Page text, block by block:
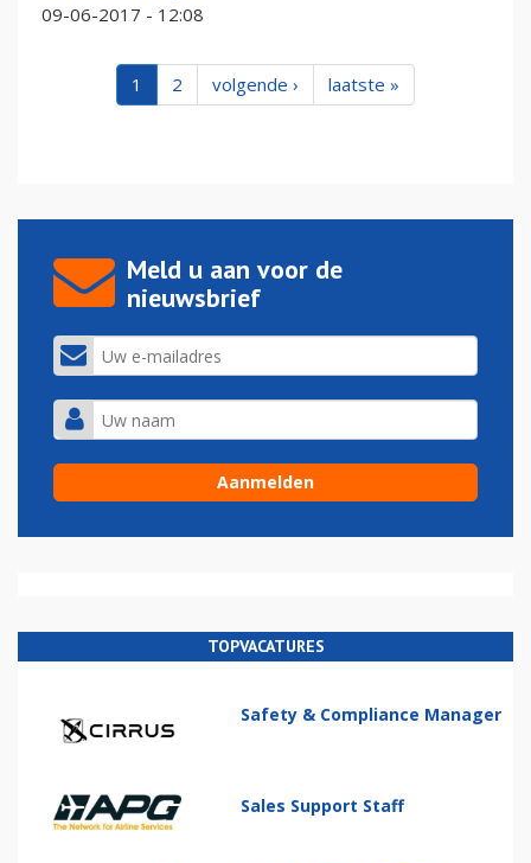
09-06-2017 - 12:08
1 2 volgende › laatste »
Meld u aan voor de
nieuwsbrief
TOPVACATURES
Safety & Compliance Manager
Sales Support Staff